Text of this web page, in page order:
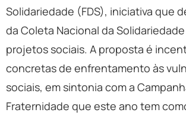
Solidariedade (FDS), iniciativa que
da Coleta Nacional da
projetos sociais. A proposta é
concretas de enfrentamento às
sociais, em sintonia com a
Fraternidade que este ano tem